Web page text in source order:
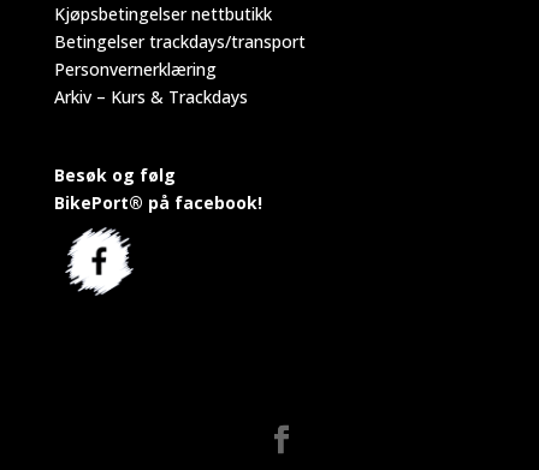
Kjøpsbetingelser nettbutikk
Betingelser trackdays/transport
Personvernerklæring
Arkiv – Kurs & Trackdays
Besøk og følg
BikePort® på facebook!